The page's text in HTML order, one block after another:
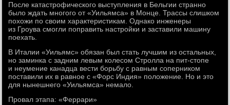
После катастрофического выступления в Бельгии странно
было ждать многого от «Уильямса» в Монце. Трассы слишком
похожи по своим характеристикам. Однако инженеры
из Гроува смогли поправить настройки и заставили машину
поехать.
В Италии «Уильямс» обязан был стать лучшим из остальных,
но заминка с задним левым колесом Стролла на пит-стопе
и неумение канадца вести борьбу с равным соперником
поставили их в равное с «Форс Индия» положение. Но и это
для нынешнего «Уильямса» немало.
Провал этапа: «Феррари»